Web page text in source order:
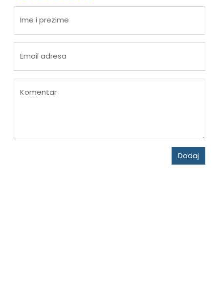
Ime i prezime
Email adresa
Komentar
Dodaj